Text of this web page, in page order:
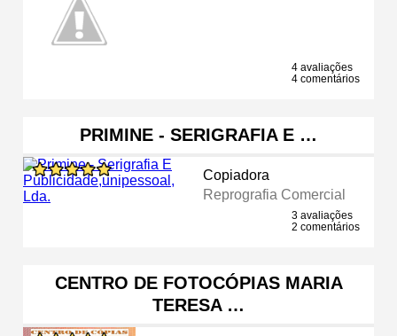
4 avaliações
4 comentários
PRIMINE - SERIGRAFIA E …
Copiadora
Reprografia Comercial
3 avaliações
2 comentários
CENTRO DE FOTOCÓPIAS MARIA
TERESA …